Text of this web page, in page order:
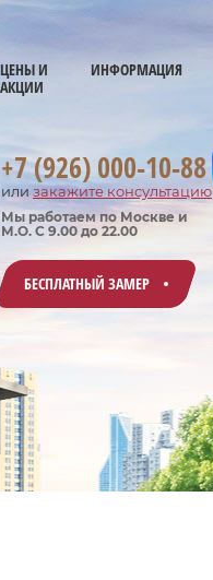
ЦЕНЫ И
АКЦИИ
ИНФОРМАЦИЯ
+7 (926) 000-10-88
или закажите консультацию
Мы работаем по Москве и
М.О. С 9.00 до 22.00
БЕСПЛАТНЫЙ ЗАМЕР